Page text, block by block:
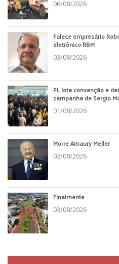
06/08/2026
Falece empresário
eletrônico RBM
03/08/2026
PL lota convenção e
campanha de Sergio
01/08/2026
Morre Amaury Meller
02/08/2026
Finalmente
03/08/2026